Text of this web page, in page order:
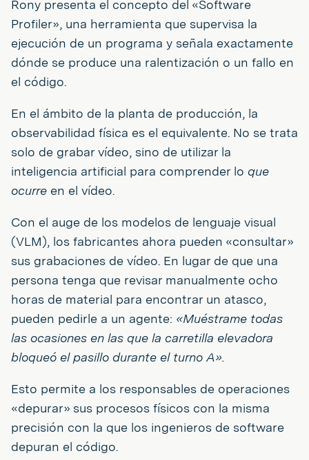
Rony presenta el concepto del «Software
Profiler», una herramienta que supervisa la
ejecución de un programa y señala exactamente
dónde se produce una ralentización o un fallo en
el código.
En el ámbito de la planta de producción, la
observabilidad física es el equivalente. No se trata
solo de grabar vídeo, sino de utilizar la
inteligencia artificial para comprender lo que
ocurre en el vídeo.
Con el auge de los modelos de lenguaje visual
(VLM), los fabricantes ahora pueden «consultar»
sus grabaciones de vídeo. En lugar de que una
persona tenga que revisar manualmente ocho
horas de material para encontrar un atasco,
pueden pedirle a un agente: «Muéstrame todas
las ocasiones en las que la carretilla elevadora
bloqueó el pasillo durante el turno A».
Esto permite a los responsables de operaciones
«depurar» sus procesos físicos con la misma
precisión con la que los ingenieros de software
depuran el código.